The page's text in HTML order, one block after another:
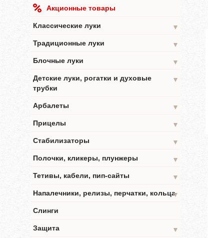
Акционные товары
Классические луки
▼
Традиционные луки
▼
Блочные луки
▼
Детские луки, рогатки и духовые
трубки
▼
Арбалеты
▼
Прицелы
▼
Стабилизаторы
▼
Полочки, кликеры, плунжеры
▼
Тетивы, кабели, пип-сайты
▼
Напалечники, релизы, перчатки, кольца▼
Слинги
Защита
▼